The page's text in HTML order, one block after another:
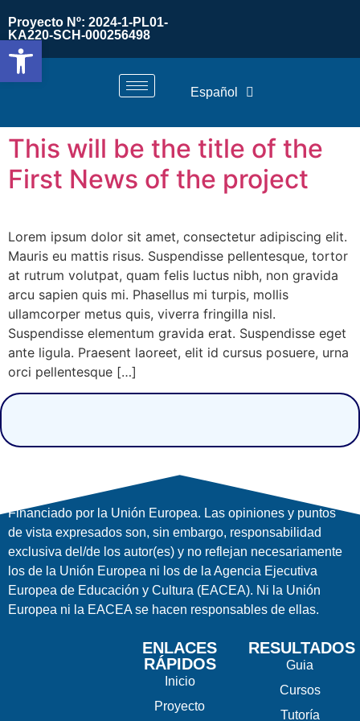
Proyecto Nº: 2024-1-PL01-
KA220-SCH-000256498
Español
This will be the title of the
First News of the project
Lorem ipsum dolor sit amet, consectetur adipiscing elit.
Mauris eu mattis risus. Suspendisse pellentesque, tortor
at rutrum volutpat, quam felis luctus nibh, non gravida
arcu sapien quis mi. Phasellus mi turpis, mollis
ullamcorper metus quis, viverra fringilla nisl.
Suspendisse elementum gravida erat. Suspendisse eget
ante ligula. Praesent laoreet, elit id cursus posuere, urna
orci pellentesque […]
ENLACES
RÁPIDOS
Inicio
Proyecto
RESULTADOS
Guia
Cursos
Tutoría
Financiado por la Unión Europea. Las opiniones y puntos
de vista expresados ​​son, sin embargo, responsabilidad
exclusiva del/de los autor(es) y no reflejan necesariamente
los de la Unión Europea ni los de la Agencia Ejecutiva
Europea de Educación y Cultura (EACEA). Ni la Unión
Europea ni la EACEA se hacen responsables de ellas.
Abrir barra de herramientas